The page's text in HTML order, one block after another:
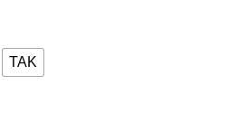
TAK